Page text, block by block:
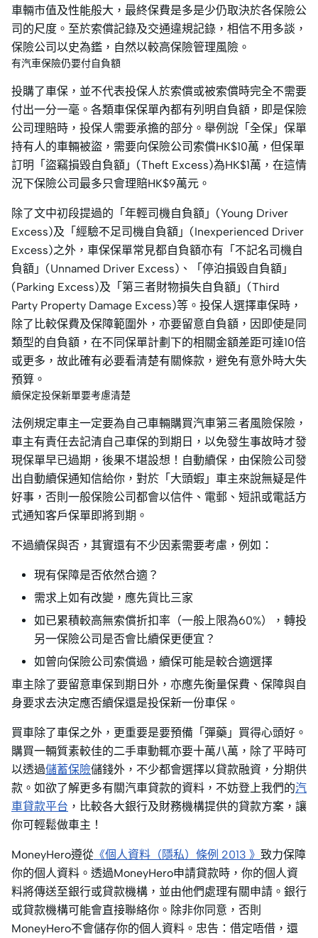
車輛市值及性能般大，最終保費是多是少仍取決於各保險公
司的尺度。至於索償記錄及交通違規記錄，相信不用多談，
保險公司以史為鑑，自然以較高保險管理風險。
有汽車保險仍要付自負額
投購了車保，並不代表投保人於索償或被索償時完全不需要
付出一分一毫。各類車保保單內都有列明自負額，即是保險
公司理賠時，投保人需要承擔的部分。舉例說「全保」保單
持有人的車輛被盜，需要向保險公司索償HK$10萬，但保單
訂明「盜竊損毀自負額」(Theft Excess)為HK$1萬，在這情
況下保險公司最多只會理賠HK$9萬元。
除了文中初段提過的「年輕司機自負額」(Young Driver
Excess)及「經驗不足司機自負額」(Inexperienced Driver
Excess)之外，車保保單常見都自負額亦有「不記名司機自
負額」(Unnamed Driver Excess)、「停泊損毀自負額」
(Parking Excess)及「第三者財物損失自負額」(Third
Party Property Damage Excess)等。投保人選擇車保時，
除了比較保費及保障範圍外，亦要留意自負額，因即使是同
類型的自負額，在不同保單計劃下的相關金額差距可達10倍
或更多，故此確有必要看清楚有關條款，避免有意外時大失
預算。
續保定投保新單要考慮清楚
法例規定車主一定要為自己車輛購買汽車第三者風險保險，
車主有責任去記清自己車保的到期日，以免發生事故時才發
現保單早已過期，後果不堪設想！自動續保，由保險公司發
出自動續保通知信給你，對於「大頭蝦」車主來說無疑是件
好事，否則一般保險公司都會以信件、電郵、短訊或電話方
式通知客戶保單即將到期。
不過續保與否，其實還有不少因素需要考慮，例如：
現有保障是否依然合適？
需求上如有改變，應先貨比三家
如已累積較高無索償折扣率（一般上限為60%），轉投
另一保險公司是否會比續保更便宜？
如曾向保險公司索償過，續保可能是較合適選擇
車主除了要留意車保到期日外，亦應先衡量保費、保障與自
身要求去決定應否續保還是投保新一份車保。
買車除了車保之外，更重要是要預備「彈藥」買得心頭好。
購買一輛質素較佳的二手車動輒亦要十萬八萬，除了平時可
以透過儲蓄保險儲錢外，不少都會選擇以貸款融資，分期供
款。如欲了解更多有關汽車貸款的資料，不妨登上我們的汽
車貸款平台 ，比較各大銀行及財務機構提供的貸款方案，讓
你可輕鬆做車主！
MoneyHero遵從 《個人資料（隱私）條例 2013 》 致力保障
你的個人資料。透過MoneyHero申請貸款時，你的個人資
料將傳送至銀行或貸款機構，並由他們處理有關申請。銀行
或貸款機構可能會直接聯絡你。除非你同意，否則
MoneyHero不會儲存你的個人資料。忠告：借定唔借，還